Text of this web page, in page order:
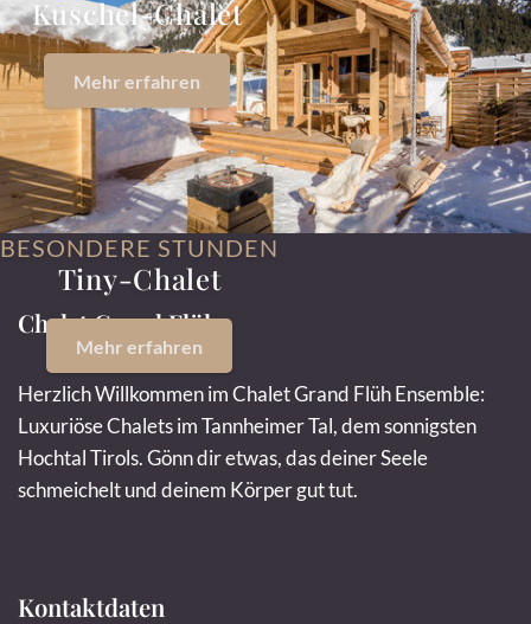
Kuschel-Chalet
Mehr erfahren
BESONDERE STUNDEN
Tiny-Chalet
Mehr erfahren
Chalet Grand Flüh
Herzlich Willkommen im Chalet Grand Flüh Ensemble:
Luxuriöse Chalets im Tannheimer Tal, dem sonnigsten
Hochtal Tirols. Gönn dir etwas, das deiner Seele
schmeichelt und deinem Körper gut tut.
Kontaktdaten